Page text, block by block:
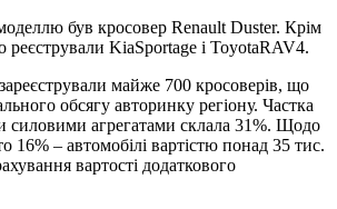
був кросовер Renault Duster. Крім
реєстрували KiaSportage і ToyotaRAV4.
майже 700 кросоверів, що
обсягу авторинку регіону. Частка
агрегатами склала 31%. Щодо
16% – автомобілі вартістю понад 35 тис.
вартості додаткового